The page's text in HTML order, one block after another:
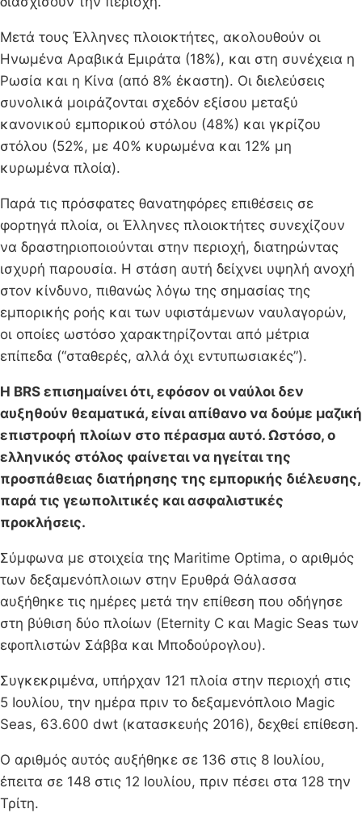
Μετά τους Έλληνες πλοιοκτήτες, ακολουθούν οι
Ηνωμένα Αραβικά Εμιράτα (18%), και στη συνέχεια η
Ρωσία και η Κίνα (από 8% έκαστη). Οι διελεύσεις
συνολικά μοιράζονται σχεδόν εξίσου μεταξύ
κανονικού εμπορικού στόλου (48%) και γκρίζου
στόλου (52%, με 40% κυρωμένα και 12% μη
κυρωμένα πλοία).
Παρά τις πρόσφατες θανατηφόρες επιθέσεις σε
φορτηγά πλοία, οι Έλληνες πλοιοκτήτες συνεχίζουν
να δραστηριοποιούνται στην περιοχή, διατηρώντας
ισχυρή παρουσία. Η στάση αυτή δείχνει υψηλή ανοχή
στον κίνδυνο, πιθανώς λόγω της σημασίας της
εμπορικής ροής και των υφιστάμενων ναυλαγορών,
οι οποίες ωστόσο χαρακτηρίζονται από μέτρια
επίπεδα (“σταθερές, αλλά όχι εντυπωσιακές”).
Η BRS επισημαίνει ότι, εφόσον οι ναύλοι δεν
αυξηθούν θεαματικά, είναι απίθανο να δούμε μαζική
επιστροφή πλοίων στο πέρασμα αυτό. Ωστόσο, ο
ελληνικός στόλος φαίνεται να ηγείται της
προσπάθειας διατήρησης της εμπορικής διέλευσης,
παρά τις γεωπολιτικές και ασφαλιστικές
προκλήσεις.
Σύμφωνα με στοιχεία της Maritime Optima, ο αριθμός
των δεξαμενόπλοιων στην Ερυθρά Θάλασσα
αυξήθηκε τις ημέρες μετά την επίθεση που οδήγησε
στη βύθιση δύο πλοίων (Eternity C και Magic Seas των
εφοπλιστών Σάββα και Μποδούρογλου).
Συγκεκριμένα, υπήρχαν 121 πλοία στην περιοχή στις
5 Ιουλίου, την ημέρα πριν το δεξαμενόπλοιο Magic
Seas, 63.600 dwt (κατασκευής 2016), δεχθεί επίθεση.
Ο αριθμός αυτός αυξήθηκε σε 136 στις 8 Ιουλίου,
έπειτα σε 148 στις 12 Ιουλίου, πριν πέσει στα 128 την
Τρίτη.